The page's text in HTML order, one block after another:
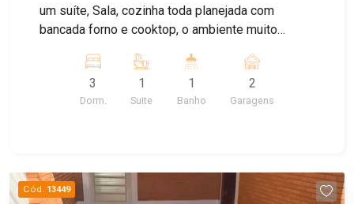
um suíte, Sala, cozinha toda planejada com
bancada forno e cooktop, o ambiente muito
eletrônico, e belo quintal uma parte coberta e
outra para um belo lazer. Cerca Elétrica. Parte
elétrica muito bem feita.
3
Dorm.
1
Suite
1
Banho
2
Garagens
Cód. 13449